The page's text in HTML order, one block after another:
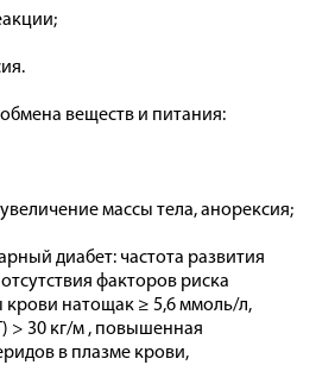
веществ и питания:
массы тела, анорексия;
диабет: частота развития
факторов риска
крови натощак ≥ 5,6 ммоль/л,
> 30 кг/м , повышенная
в плазме крови,